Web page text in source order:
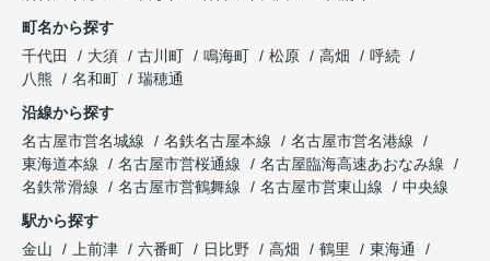
町名から探す
千代田
大須 古川町 鳴海町 松原 高畑
呼続
八熊
名和町
瑞穂通
沿線から探す
名古屋市営名城線
名鉄名古屋本線
名古屋市営名港線
東海道本線
名古屋市営桜通線
名古屋臨海高速あおなみ線
名鉄常滑線
名古屋市営鶴舞線 名古屋市営東山線
中央線
駅から探す
金山
上前津 六番町 日比野 高畑 鶴里
東海通